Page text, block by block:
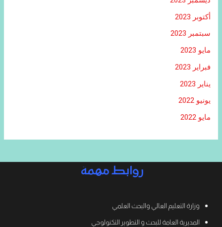
أكتوبر 2023
سبتمبر 2023
مايو 2023
فبراير 2023
يناير 2023
يونيو 2022
مايو 2022
روابط مهمة
وزارة التعليم العالي والبحث العلمي
المديرية العامة للبحث و التطوير التكنولوجي